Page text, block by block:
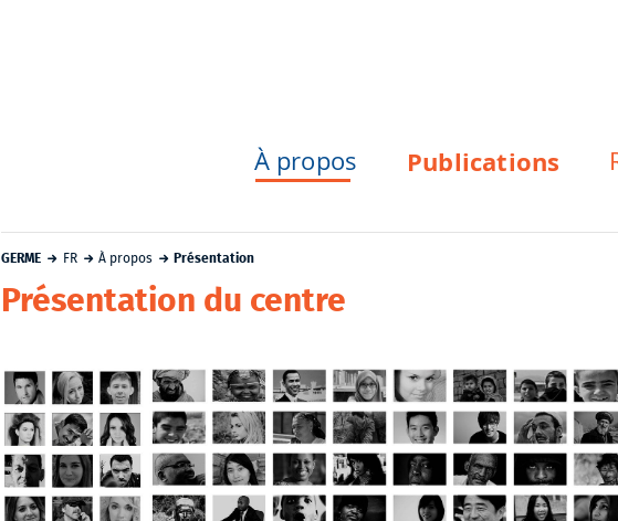
À propos Publications
GERME FR À propos Présentation
Présentation du centre